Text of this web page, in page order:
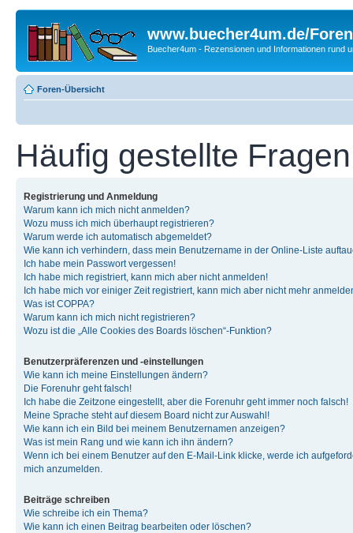
www.buecher4um.de/Foren
Buecher4um - Rezensionen und Informationen rund
Foren-Übersicht
Häufig gestellte Fragen
Registrierung und Anmeldung
Warum kann ich mich nicht anmelden?
Wozu muss ich mich überhaupt registrieren?
Warum werde ich automatisch abgemeldet?
Wie kann ich verhindern, dass mein Benutzername in der Online-Liste
Ich habe mein Passwort vergessen!
Ich habe mich registriert, kann mich aber nicht anmelden!
Ich habe mich vor einiger Zeit registriert, kann mich aber nicht mehr
Was ist COPPA?
Warum kann ich mich nicht registrieren?
Wozu ist die „Alle Cookies des Boards löschen“-Funktion?
Benutzerpräferenzen und -einstellungen
Wie kann ich meine Einstellungen ändern?
Die Forenuhr geht falsch!
Ich habe die Zeitzone eingestellt, aber die Forenuhr geht immer noch falsch!
Meine Sprache steht auf diesem Board nicht zur Auswahl!
Wie kann ich ein Bild bei meinem Benutzernamen anzeigen?
Was ist mein Rang und wie kann ich ihn ändern?
Wenn ich bei einem Benutzer auf den E-Mail-Link klicke, werde ich
mich anzumelden.
Beiträge schreiben
Wie schreibe ich ein Thema?
Wie kann ich einen Beitrag bearbeiten oder löschen?